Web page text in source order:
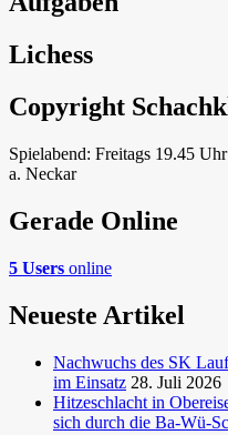
Lichess
Copyright
Spielabend: Freitags 19.45
a. Neckar
Gerade Online
5 Users online
Neueste Artikel
Nachwuchs des SK
im Einsatz 28. Juli 2026
Hitzeschlacht in
sich durch die Ba-Wü-